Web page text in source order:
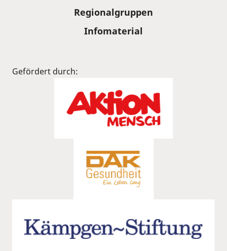
Regionalgruppen
Infomaterial
Gefördert durch: